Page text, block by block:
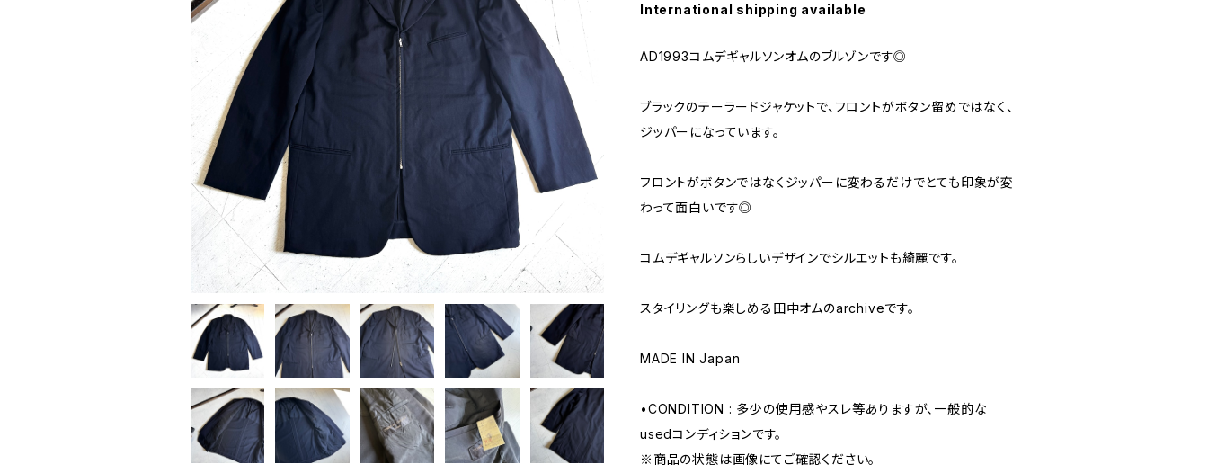
International shipping available
AD1993コムデギャルソンオムのブルゾンです◎
ブラックのテーラードジャケットで、フロントがボタン留めではなく、
ジッパーになっています。
フロントがボタンではなくジッパーに変わるだけでとても印象が変
わって面白いです◎
コムデギャルソンらしいデザインでシルエットも綺麗です。
スタイリングも楽しめる田中オムのarchiveです。
MADE IN Japan
•CONDITION : 多少の使用感やスレ等ありますが、一般的な
usedコンディションです。
※商品の状態は画像にてご確認ください。